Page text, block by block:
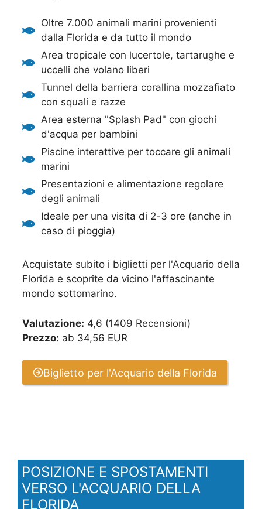
Oltre 7.000 animali marini provenienti
dalla Florida e da tutto il mondo
Area tropicale con lucertole, tartarughe e
uccelli che volano liberi
Tunnel della barriera corallina mozzafiato
con squali e razze
Area esterna "Splash Pad" con giochi
d'acqua per bambini
Piscine interattive per toccare gli animali
marini
Presentazioni e alimentazione regolare
degli animali
Ideale per una visita di 2-3 ore (anche in
caso di pioggia)
Acquistate subito i biglietti per l'Acquario della
Florida e scoprite da vicino l'affascinante
mondo sottomarino.
Valutazione: 4,6 (1409 Recensioni)
Prezzo: ab 34,56 EUR
Biglietto per l'Acquario della Florida
POSIZIONE E SPOSTAMENTI
VERSO L'ACQUARIO DELLA
FLORIDA